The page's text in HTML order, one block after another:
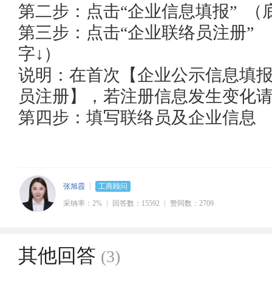
第二步：点击“企业信息填报”
第三步：点击“企业联络员注册”
字↓）
说明：在首次【企业公示信息填
员注册】，若注册信息发生变化
第四步：填写联络员及企业信息
张旭霞
工商顾问
采纳率：2%
回答数：15592 赞同数：2709
其他回答 (3)